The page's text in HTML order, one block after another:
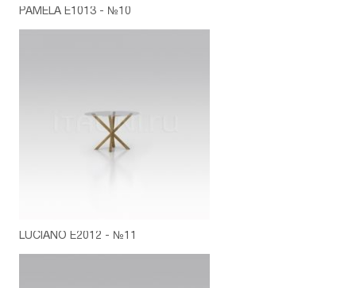
PAMELA E1013 - №10
LUCIANO E2012 - №11